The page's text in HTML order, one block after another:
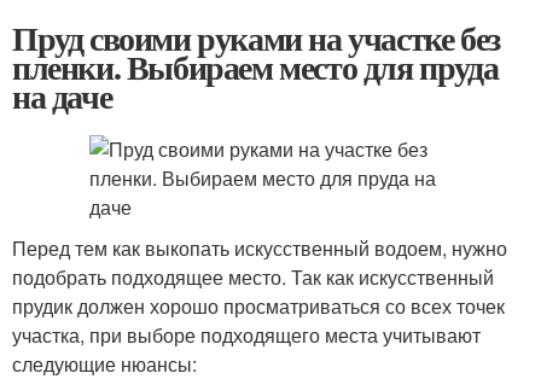
Пруд своими руками на участке без
пленки. Выбираем место для пруда
на даче
Перед тем как выкопать искусственный водоем, нужно
подобрать подходящее место. Так как искусственный
прудик должен хорошо просматриваться со всех точек
участка, при выборе подходящего места учитывают
следующие нюансы: